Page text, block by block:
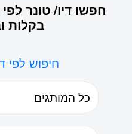
חפשו דיו/ טונר
בקלות
חיפוש